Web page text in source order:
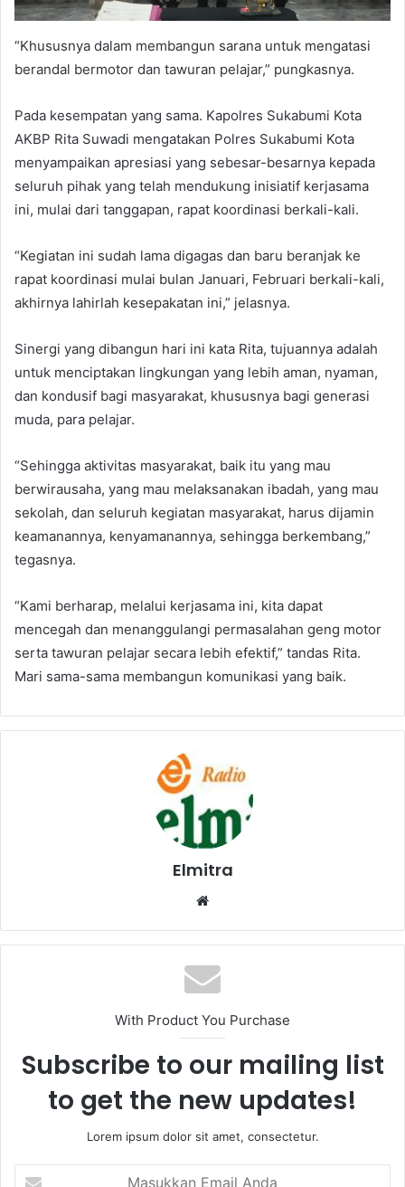
“Khususnya dalam membangun sarana untuk mengatasi
berandal bermotor dan tawuran pelajar,” pungkasnya.
Pada kesempatan yang sama. Kapolres Sukabumi Kota
AKBP Rita Suwadi mengatakan Polres Sukabumi Kota
menyampaikan apresiasi yang sebesar-besarnya kepada
seluruh pihak yang telah mendukung inisiatif kerjasama
ini, mulai dari tanggapan, rapat koordinasi berkali-kali.
“Kegiatan ini sudah lama digagas dan baru beranjak ke
rapat koordinasi mulai bulan Januari, Februari berkali-kali,
akhirnya lahirlah kesepakatan ini,” jelasnya.
Sinergi yang dibangun hari ini kata Rita, tujuannya adalah
untuk menciptakan lingkungan yang lebih aman, nyaman,
dan kondusif bagi masyarakat, khususnya bagi generasi
muda, para pelajar.
“Sehingga aktivitas masyarakat, baik itu yang mau
berwirausaha, yang mau melaksanakan ibadah, yang mau
sekolah, dan seluruh kegiatan masyarakat, harus dijamin
keamanannya, kenyamanannya, sehingga berkembang,”
tegasnya.
“Kami berharap, melalui kerjasama ini, kita dapat
mencegah dan menanggulangi permasalahan geng motor
serta tawuran pelajar secara lebih efektif,” tandas Rita.
Mari sama-sama membangun komunikasi yang baik.
Elmitra
Website
With Product You Purchase
Subscribe to our mailing list
to get the new updates!
Lorem ipsum dolor sit amet, consectetur.